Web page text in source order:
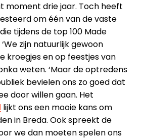
moment drie jaar. Toch heeft
om één van de vaste
tijdens de top 100 Made
zijn natuurlijk gewoon
kroegjes en op feestjes van
weten. ‘Maar de optredens
bevielen ons zo goed dat
door willen gaan. Het
lijkt ons een mooie kans om
in Breda. Ook spreekt de
we dan moeten spelen ons